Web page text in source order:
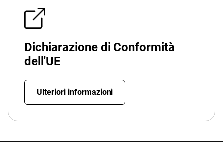
Dichiarazione di Conformità
dell'UE
Ulteriori informazioni